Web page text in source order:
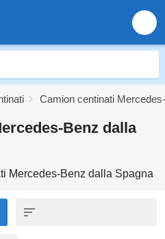
Camion centinati
Benz dalla
Mercedes-Benz dalla Spagna